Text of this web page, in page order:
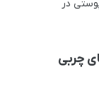
در
چربی